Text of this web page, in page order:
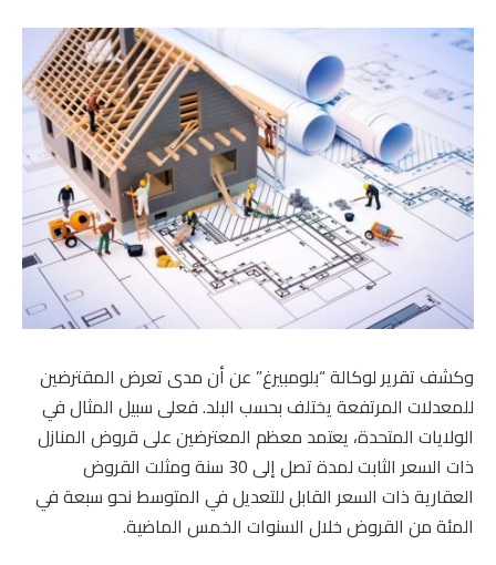
وكشف تقرير لوكالة “بلومبيرغ” عن أن مدى تعرض المقترضين
للمعدلات المرتفعة يختلف بحسب البلد. فعلى سبيل المثال في
الولايات المتحدة، يعتمد معظم المعترضين على قروض المنازل
ذات السعر الثابت لمدة تصل إلى 30 سنة ومثلت القروض
العقارية ذات السعر القابل للتعديل في المتوسط نحو سبعة في
المئة من القروض خلال السنوات الخمس الماضية.